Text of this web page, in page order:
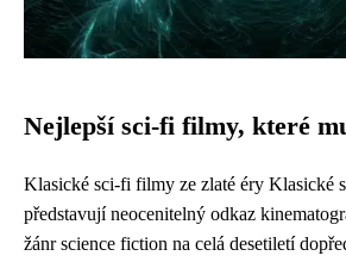
Nejlepší sci-fi filmy, které
Klasické sci-fi filmy ze zlaté éry Klasické
představují neocenitelný odkaz
žánr science fiction na celá desetiletí